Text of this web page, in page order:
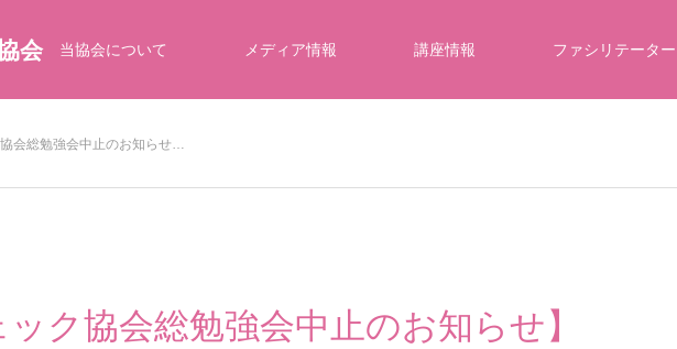
会 当協会について メディア情報 講座情報 ファシリテーター
会総勉強会中止のお知らせ…
ク協会総勉強会中止のお知らせ】